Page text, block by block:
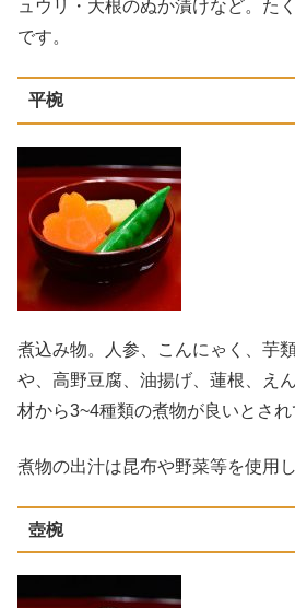
ュウリ・大根のぬか漬けなど。た
です。
平椀
煮込み物。人参、こんにゃく、芋
や、高野豆腐、油揚げ、蓮根、え
材から3~4種類の煮物が良いとされ
煮物の出汁は昆布や野菜等を使用し
壺椀